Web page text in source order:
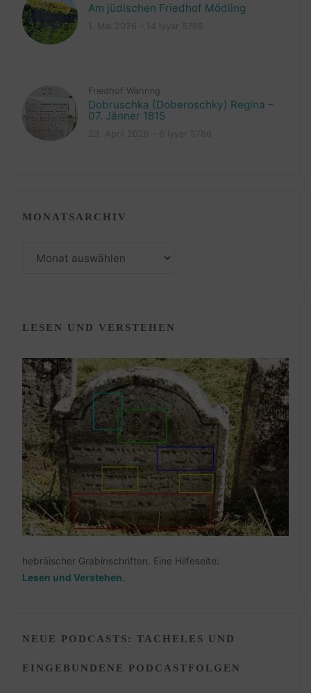
Am jüdischen Friedhof Mödling
Friedhof Währing
Dobruschka (Doberoschky) Regina –
07. Jänner 1815
MONATSARCHIV
LESEN UND VERSTEHEN
hebräischer Grabinschriften. Eine Hilfeseite:
Lesen und Verstehen
NEUE PODCASTS: TACHELES UND
EINGEBUNDENE PODCASTFOLGEN